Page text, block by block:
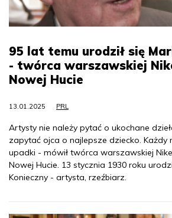
95 lat temu urodził się
- twórca warszawskiej
Nowej Hucie
13.01.2025 PRL
Artysty nie należy pytać o ukochane
zapytać ojca o najlepsze dziecko. Każdy
upadki - mówił twórca warszawskiej
Nowej Hucie. 13 stycznia 1930 roku
Konieczny - artysta, rzeźbiarz.